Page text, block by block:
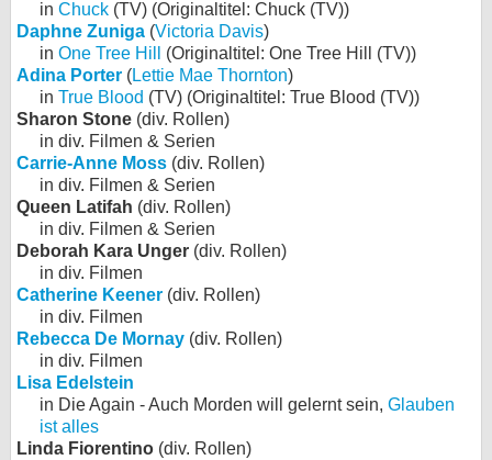
in Chuck (TV) (Originaltitel: Chuck (TV))
Daphne Zuniga (Victoria Davis)
in One Tree Hill
(Originaltitel: One Tree Hill (TV))
Adina Porter (Lettie Mae Thornton)
in True Blood (TV) (Originaltitel: True Blood (TV))
Sharon Stone (div. Rollen)
in div. Filmen & Serien
Carrie-Anne Moss (div. Rollen)
in div. Filmen & Serien
Queen Latifah (div. Rollen)
in div. Filmen & Serien
Deborah Kara Unger (div. Rollen)
in div. Filmen
Catherine Keener (div. Rollen)
in div. Filmen
Rebecca De Mornay (div. Rollen)
in div. Filmen
Lisa Edelstein
in Die Again - Auch Morden will gelernt sein, Glauben
ist alles
Linda Fiorentino (div. Rollen)